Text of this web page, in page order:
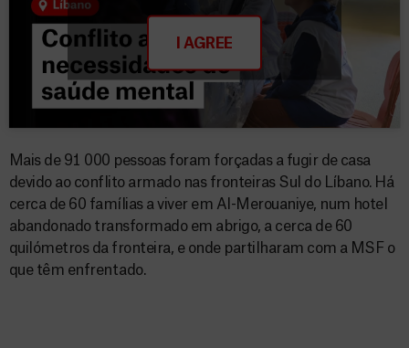
I AGREE
Mais de 91 000 pessoas foram forçadas a fugir de casa
devido ao conflito armado nas fronteiras Sul do Líbano. Há
cerca de 60 famílias a viver em Al-Merouaniye, num hotel
abandonado transformado em abrigo, a cerca de 60
quilómetros da fronteira, e onde partilharam com a MSF o
que têm enfrentado.